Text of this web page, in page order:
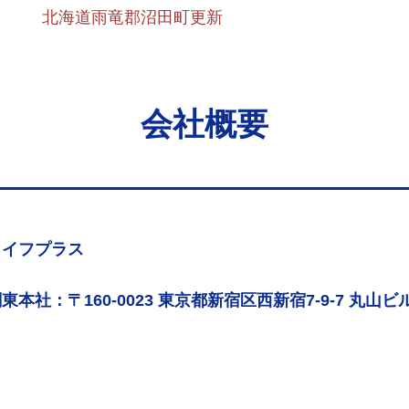
北海道雨竜郡沼田町更新
会社概要
フプラス
本社：〒160-0023 東京都新宿区西新宿7-9-7 丸山ビ